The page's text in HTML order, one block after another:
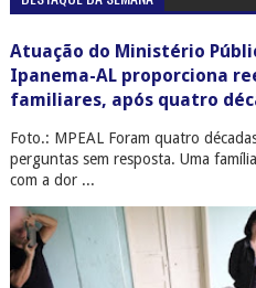
Atuação do Ministério
Ipanema-AL proporciona
familiares, após quatro
Foto.: MPEAL Foram quatro
perguntas sem resposta. Uma
com a dor ...